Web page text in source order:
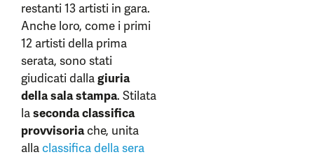
restanti 13 artisti in gara.
Anche loro, come i primi
12 artisti della prima
serata, sono stati
giudicati dallagiuria
della sala stampa. Stilata
laseconda classifica
provvisoriache, unita
allaclassifica della sera